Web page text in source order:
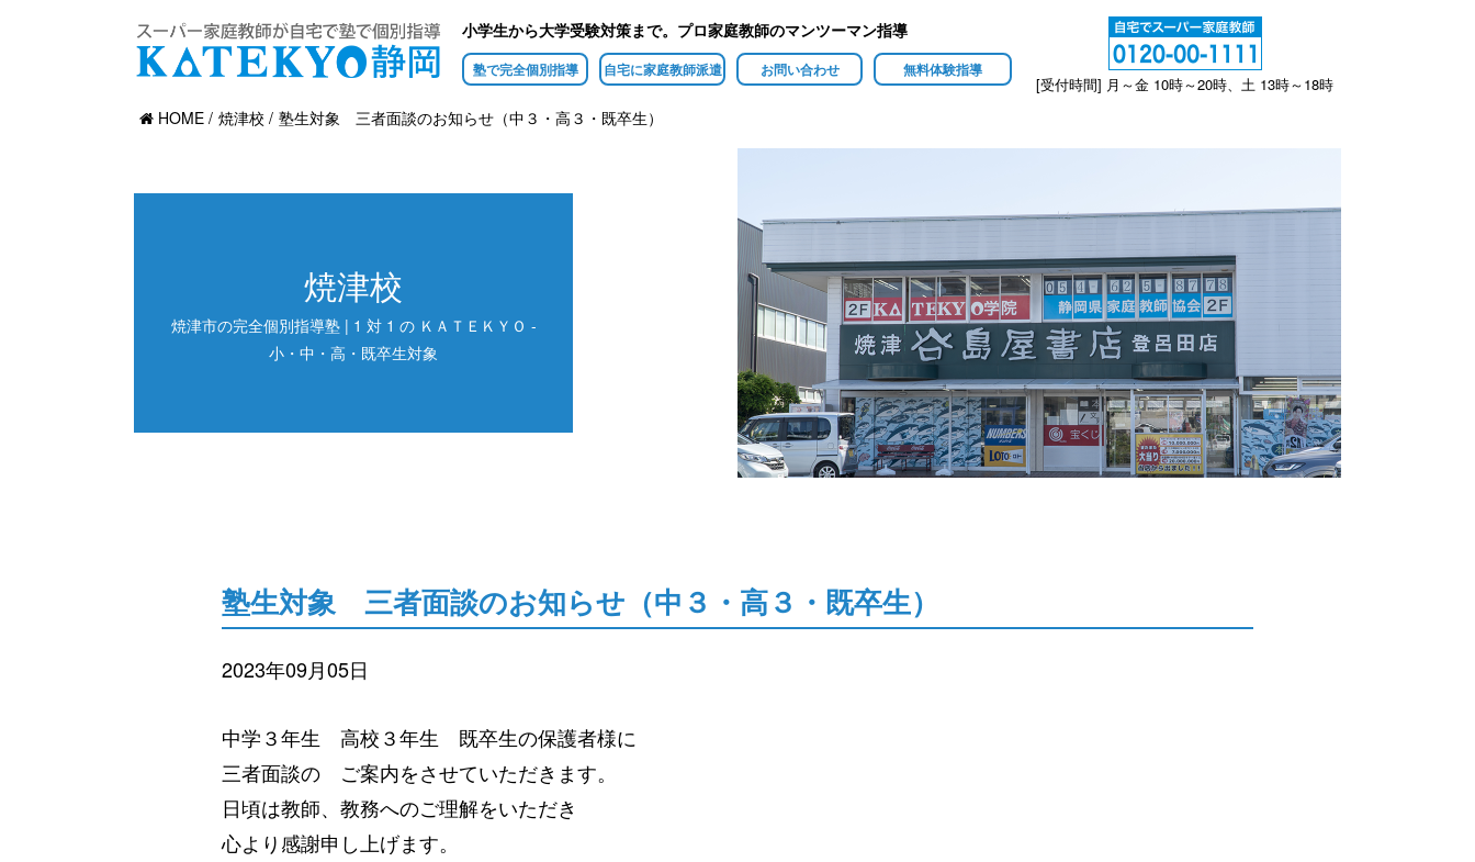
小学生から大学受験対策まで。プロ家庭教師のマンツーマン指導
塾で完全個別指導 自宅に家庭教師派遣 お問い合わせ 無料体験指導
[受付時間] 月～金 10時～20時、土 13時～18時
HOME 焼津校 塾生対象 三者面談のお知らせ（中３・高３・既卒生）
焼津校
焼津市の完全個別指導塾 | 1 対 1 の ＫＡＴＥＫＹＯ -
小・中・高・既卒生対象
塾生対象 三者面談のお知らせ（中３・高３・既卒生）
2023年09月05日
中学３年生 高校３年生 既卒生の保護者様に
三者面談の ご案内をさせていただきます。
日頃は教師、教務へのご理解をいただき
心より感謝申し上げます。